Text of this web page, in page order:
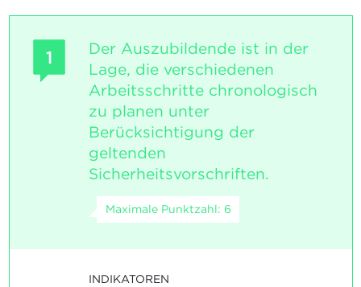
1
Der Auszubildende ist in der
Lage, die verschiedenen
Arbeitsschritte chronologisch
zu planen unter
Berücksichtigung der
geltenden
Sicherheitsvorschriften.
Maximale Punktzahl: 6
INDIKATOREN